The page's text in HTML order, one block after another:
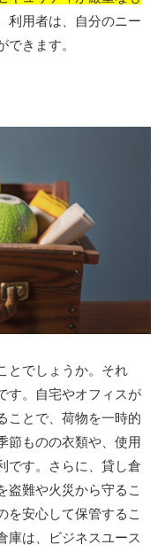
利用者は、自分のニー
きます。
とでしょうか。それ
す。自宅やオフィスが
ことで、荷物を一時的
節ものの衣類や、使用
です。さらに、貸し倉
盗難や火災から守るこ
を安心して保管するこ
庫は、ビジネスユース